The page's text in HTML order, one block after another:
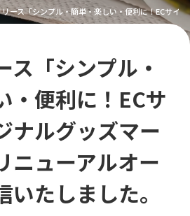
ース「シンプル・簡単・楽しい・便利に！ECサイ
ス「シンプル・
・便利に！ECサ
ナルグッズマー
ニューアルオー
たしました。